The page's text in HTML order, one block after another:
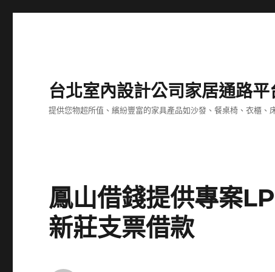
台北室內設計公司家居通路平
提供您物超所值、繽紛豐富的家具產品如沙發、餐桌椅、衣櫃、
鳳山借錢提供專案
新莊支票借款